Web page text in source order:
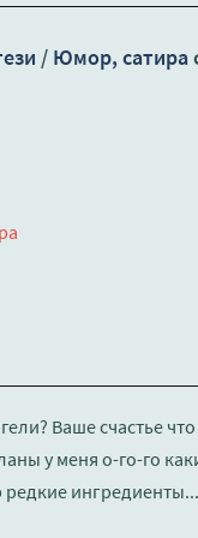
/ Юмор, сатира
Ваше счастье
у меня о-го-го